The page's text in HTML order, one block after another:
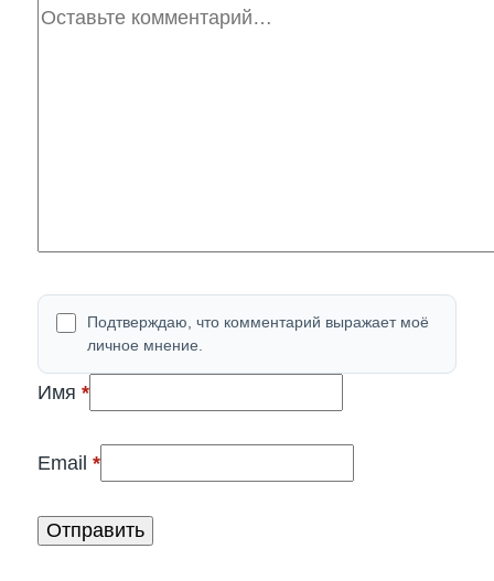
Комментарий
Подтверждаю, что комментарий выражает моё
личное мнение.
Имя *(обязательно)
Email *(обязательно)